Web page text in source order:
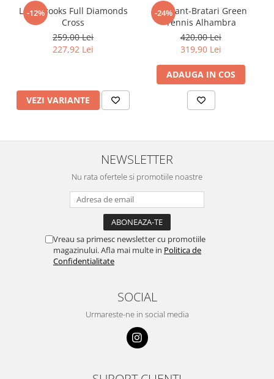
-12%
Lant Brooks Full Diamonds
Cross
259,00 Lei
227,92 Lei
VEZI VARIANTE
-24%
Set Lant-Bratari Green
Tennis Alhambra
420,00 Lei
319,90 Lei
ADAUGA IN COS
NEWSLETTER
Nu rata ofertele si promotiile noastre
Vreau sa primesc newsletter cu promotiile
magazinului. Afla mai multe in Politica de
Confidentialitate
SOCIAL
Urmareste-ne in social media